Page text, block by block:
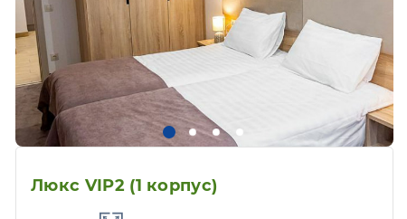
Люкс VIP2 (1 корпус)